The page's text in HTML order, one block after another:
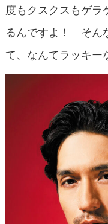
度もクスクスもゲ
るんですよ！ そん
て、なんてラッキー